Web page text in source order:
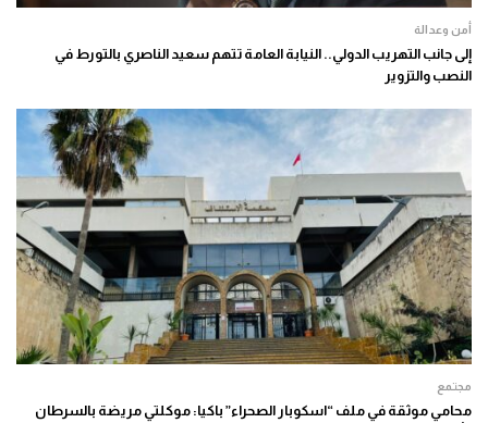
أمن وعدالة
إلى جانب التهريب الدولي.. النيابة العامة تتهم سعيد الناصري بالتورط في
النصب والتزوير
مجتمع
محامي موثقة في ملف “اسكوبار الصحراء” باكيا: موكلتي مريضة بالسرطان